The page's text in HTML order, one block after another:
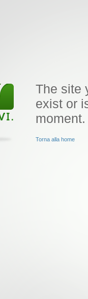
The site
exist or
moment.
Torna alla home